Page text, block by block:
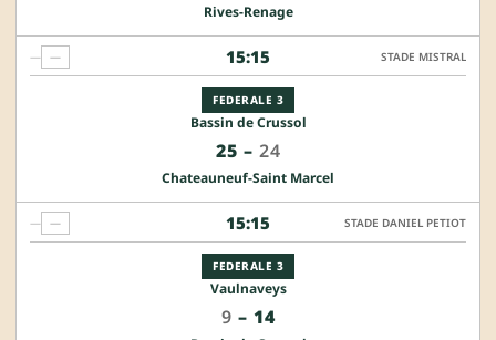
Rives-Renage
15:15
FEDERALE 3
Bassin de Crussol
25 – 24
Chateauneuf-Saint Marcel
— — STADE MISTRAL
15:15
FEDERALE 3
Vaulnaveys
9 – 14
— — STADE DANIEL PETIOT